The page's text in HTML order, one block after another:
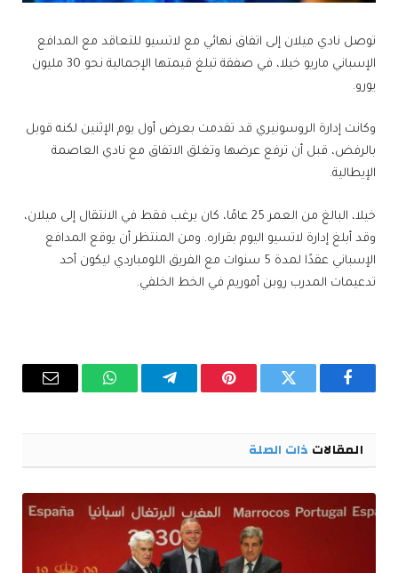
توصل نادي ​ميلان​ إلى اتفاق نهائي مع ​لاتسيو​ للتعاقد مع المدافع
الإسباني ​ماريو خيلا​، في صفقة تبلغ قيمتها الإجمالية نحو 30 مليون
يورو.
وكانت إدارة الروسونيري قد تقدمت بعرض أول يوم الإثنين لكنه قوبل
بالرفض، قبل أن ترفع عرضها وتغلق الاتفاق مع نادي العاصمة
الإيطالية.
خيلا، البالغ من العمر 25 عامًا، كان يرغب فقط في الانتقال إلى ميلان،
وقد أبلغ إدارة لاتسيو اليوم بقراره. ومن المنتظر أن يوقع المدافع
الإسباني عقدًا لمدة 5 سنوات مع الفريق اللومباردي ليكون أحد
تدعيمات المدرب روبن أموريم في الخط الخلفي.
فيسبوك تويتر بينتيريستتيلقرام واتساب البريد
المقالات ذات الصلة